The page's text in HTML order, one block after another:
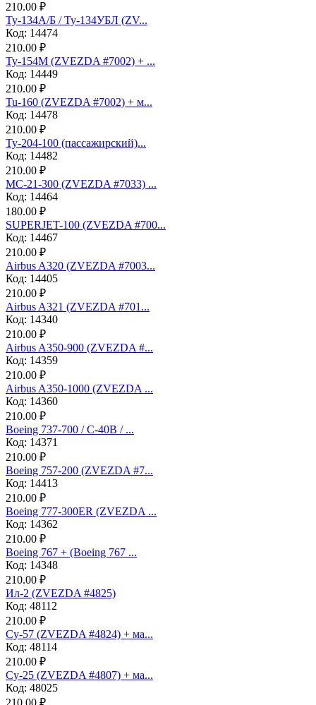
210.00 ₽
Ту-134А/Б / Ту-134УБЛ (ZV...
Код: 14474
210.00 ₽
Ту-154М (ZVEZDA #7002) + ...
Код: 14449
210.00 ₽
Tu-160 (ZVEZDA #7002) + м...
Код: 14478
210.00 ₽
Ту-204-100 (пассажирский)...
Код: 14482
210.00 ₽
МС-21-300 (ZVEZDA #7033) ...
Код: 14464
180.00 ₽
SUPERJET-100 (ZVEZDA #700...
Код: 14467
210.00 ₽
Аirbus A320 (ZVEZDA #7003...
Код: 14405
210.00 ₽
Аirbus A321 (ZVEZDA #701...
Код: 14340
210.00 ₽
Airbus A350-900 (ZVEZDA #...
Код: 14359
210.00 ₽
Airbus A350-1000 (ZVEZDA ...
Код: 14360
210.00 ₽
Boeing 737-700 / C-40B / ...
Код: 14371
210.00 ₽
Boeing 757-200 (ZVEZDA #7...
Код: 14413
210.00 ₽
Boeing 777-300ER (ZVEZDA ...
Код: 14362
210.00 ₽
Boeing 767 + (Boeing 767 ...
Код: 14348
210.00 ₽
Ил-2 (ZVEZDA #4825)
Код: 48112
210.00 ₽
Су-57 (ZVEZDA #4824) + ма...
Код: 48114
210.00 ₽
Су-25 (ZVEZDA #4807) + ма...
Код: 48025